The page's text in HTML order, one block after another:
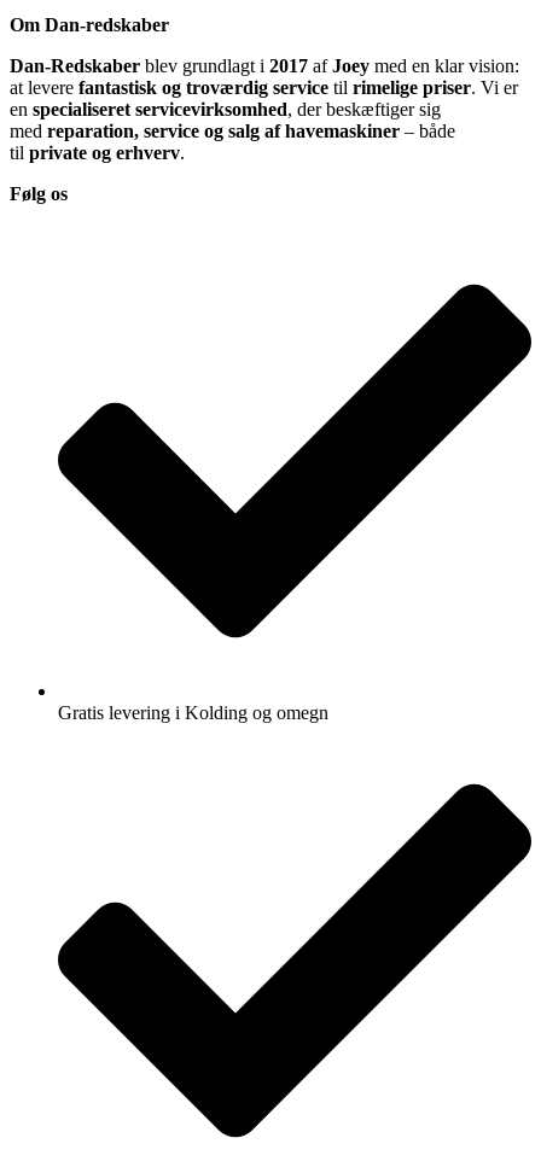
Om Dan-redskaber
Dan-Redskaber blev grundlagt i 2017 afJoey med en klar vision:
at levere fantastisk og troværdig service til rimelige priser. Vi er
en specialiseret servicevirksomhed, der beskæftiger sig
med reparation, service og salg af havemaskiner – både
til private og erhverv.
Følg os
Gratis levering i Kolding og omegn